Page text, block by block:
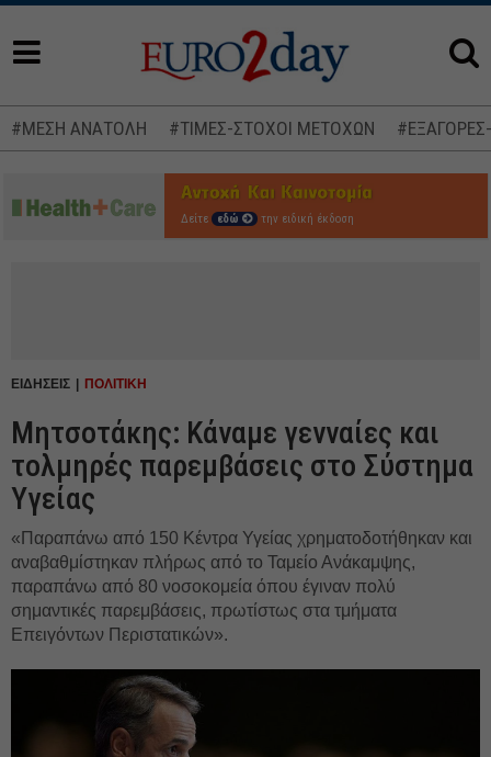
#ΜΕΣΗ ΑΝΑΤΟΛΗ #ΤΙΜΕΣ-ΣΤΟΧΟΙ ΜΕΤΟΧΩΝ
Δείτε εδώ την ειδική έκδοση
ΕΙΔΗΣΕΙΣ ΠΟΛΙΤΙΚΗ
Μητσοτάκης: Κάναμε γενναίες και
τολμηρές παρεμβάσεις στο Σύστημα
Υγείας
«Παραπάνω από 150 Κέντρα Υγείας χρηματοδοτήθηκαν και
αναβαθμίστηκαν πλήρως από το Ταμείο Ανάκαμψης,
παραπάνω από 80 νοσοκομεία όπου έγιναν πολύ
σημαντικές παρεμβάσεις, πρωτίστως στα τμήματα
Επειγόντων Περιστατικών».